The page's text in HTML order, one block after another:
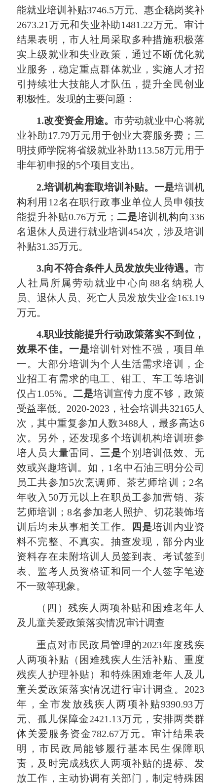
能就业培训补贴3746.5万元、惠企稳岗奖补
2673.21万元和失业补助1481.22万元。审计
结果表明，市人社局采取多种措施积极落
实上级就业和失业政策，通过不断优化就
业服务，稳定重点群体就业，实施人才招
引持续壮大技能人才队伍，提升全民创业
积极性。发现的主要问题：
1.改变资金用途。市劳动就业中心将就
业补助17.79万元用于创业大赛服务费；三
明技师学院将省级就业补助113.58万元用于
非年初申报的5个项目支出。
2.培训机构套取培训补贴。一是培训机
构利用12名在职行政事业单位人员申领技
能提升补贴0.76万元； 二是培训机构向336
名退休人员进行就业培训454次，涉及培训
补贴31.35万元。
3.向不符合条件人员发放失业待遇。 市
人社局所属劳动就业中心向88名纳税人
员、退休人员、死亡人员发放失业金163.19
万元。
4.职业技能提升行动政策落实不到位，
效果不佳。一是培训针对性不强，项目单
一。大部分培训为个人生活需求培训，企
业招工有需求的电工、钳工、车工等培训
仅占1.05%。二是培训宣传力度不够，政策
受益率低。2020-2023，社会培训共32165人
次，其中重复参加人数3488人，最多高达6
次。另外，还发现多个培训机构培训班参
培人员大量雷同。 三是个别培训低效、无
效或兴趣培训。如，1名中石油三明分公司
员工共参加5次烹调师、茶艺师培训；2名
年收入50万元以上在职员工参加营销、茶
艺师培训；8名参加老人照护、切花装饰培
训后均未从事相关工作。
四是培训内业资
料不完整、不真实。抽查发现，部分内业
资料存在未附培训人员签到表、考试签到
表、监考人员资格证和同一个人签字笔迹
不一致等现象。
（四）残疾人两项补贴和困难老年人
及儿童关爱政策落实情况审计调查
重点对市民政局管理的2023年度残疾
人两项补贴（困难残疾人生活补贴、重度
残疾人护理补贴）和特殊困难老年人及儿
童关爱政策落实情况进行审计调查。2023
年，全市发放残疾人两项补贴9390.93万
元、孤儿保障金2421.13万元，安排两类群
体关爱服务资金782.67万元。审计结果表
明，市民政局能够履行基本民生保障职
责，及时完成残疾人两项补贴的提标、发
放工作，主动协调有关部门，制定特殊困